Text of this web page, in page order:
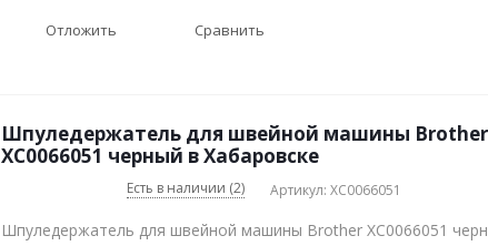
Отложить Сравнить
Шпуледержатель для швейной машины Brother
XC0066051 черный в Хабаровске
Есть в наличии (2) Артикул: XC0066051
Шпуледержатель для швейной машины Brother XC0066051